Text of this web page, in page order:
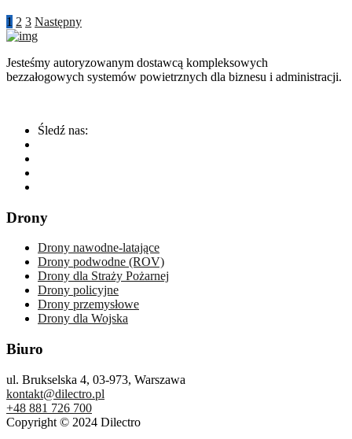
1 2 3 Następny
Jesteśmy autoryzowanym dostawcą kompleksowych
bezzałogowych systemów powietrznych dla biznesu i administracji.
Śledź nas:
Drony
Drony nawodne-latające
Drony podwodne (ROV)
Drony dla Straży Pożarnej
Drony policyjne
Drony przemysłowe
Drony dla Wojska
Biuro
ul. Brukselska 4, 03-973, Warszawa
kontakt@dilectro.pl
+48 881 726 700
Copyright © 2024 Dilectro